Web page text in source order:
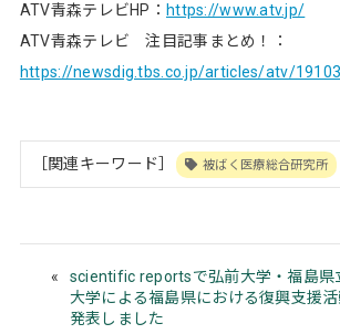
ATV青森テレビHP： https://www.atv.jp/
ATV青森テレビ 注目記事まとめ！：
https://newsdig.tbs.co.jp/articles/atv/
［関連キーワード］ 被ばく医療総合研究所
scientific reportsで弘前大学・福島県
大学による福島県における復興支援
発表しました